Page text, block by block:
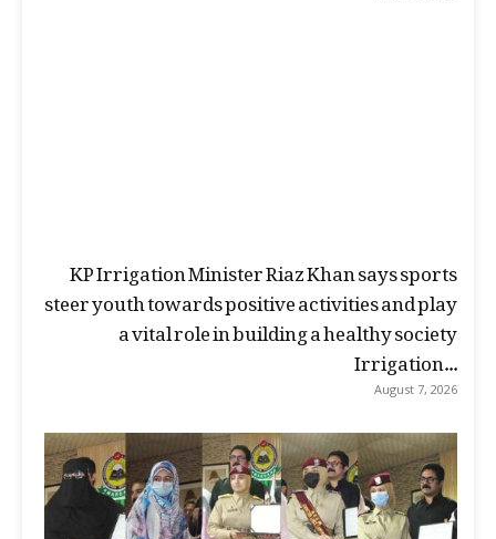
KP Irrigation Minister Riaz Khan says sports
steer youth towards positive activities and play
a vital role in building a healthy society
Irrigation...
August 7, 2026